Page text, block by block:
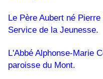
Le Père Aubert né
Service de la Jeunesse.
L'Abbé Alphonse-Marie
paroisse du Mont.